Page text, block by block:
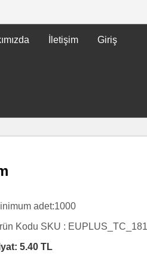
İletişim Giriş
adet:1000
Kodu SKU : EUPLUS_TC_181
5.40 TL